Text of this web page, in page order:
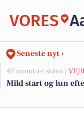
VORES
Seneste nyt ›
42 minutter siden |
Mild start og lun